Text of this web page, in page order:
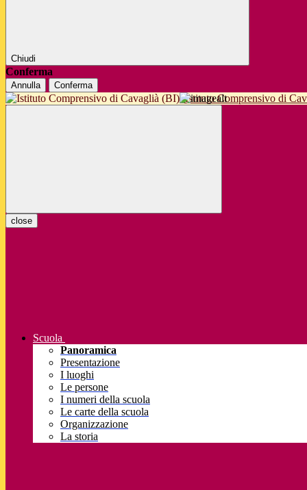
Chiudi
Conferma
Annulla Conferma
Istituto Comprensivo di
close
Scuola
Panoramica
Presentazione
I luoghi
Le persone
I numeri della scuola
Le carte della scuola
Organizzazione
La storia